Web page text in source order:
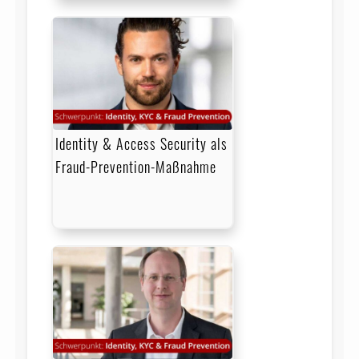
Identity & Access Security als
Fraud-Prevention-Maßnahme